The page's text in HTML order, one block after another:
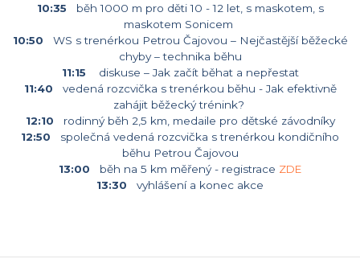
10:35 běh 1000 m pro děti 10 - 12 let, s maskotem, s
maskotem Sonicem
10:50 WS s trenérkou Petrou Čajovou – Nejčastější běžecké
chyby – technika běhu
11:15 diskuse – Jak začít běhat a nepřestat
11:40 vedená rozcvička s trenérkou běhu - Jak efektivně
zahájit běžecký trénink?
12:10 rodinný běh 2,5 km, medaile pro dětské závodníky
12:50 společná vedená rozcvička s trenérkou kondičního
běhu Petrou Čajovou
13:00 běh na 5 km měřený - registrace ZDE
13:30 vyhlášení a konec akce